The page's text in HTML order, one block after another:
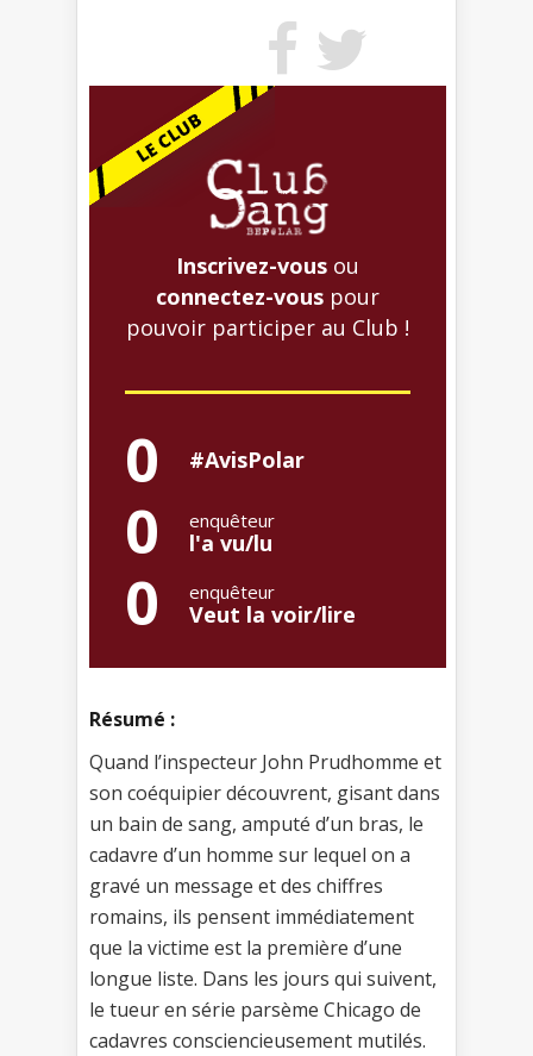
Inscrivez-vous ou
connectez-vous pour
pouvoir participer au Club !
0 #AvisPolar
0 enquêteur
l'a vu/lu
0 enquêteur
Veut la voir/lire
Résumé :
Quand l’inspecteur John Prudhomme et
son coéquipier découvrent, gisant dans
un bain de sang, amputé d’un bras, le
cadavre d’un homme sur lequel on a
gravé un message et des chiffres
romains, ils pensent immédiatement
que la victime est la première d’une
longue liste. Dans les jours qui suivent,
le tueur en série parsème Chicago de
cadavres consciencieusement mutilés.